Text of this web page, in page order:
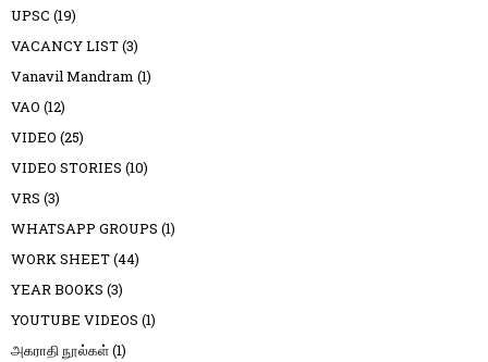
UPSC (19)
VACANCY LIST(3)
Vanavil Mandram (1)
VAO (12)
VIDEO (25)
VIDEO STORIES (10)
VRS (3)
WHATSAPP GROUPS (1)
WORK SHEET(44)
YEAR BOOKS (3)
YOUTUBE VIDEOS (1)
அகராதி நூல்கள்(1)